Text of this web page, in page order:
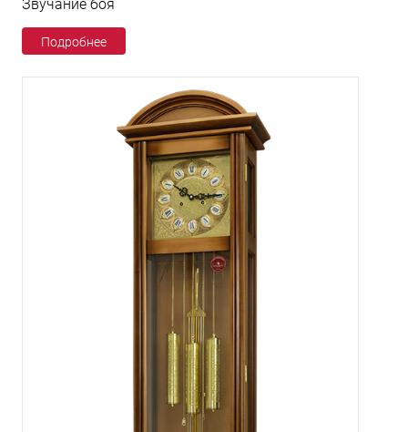
Звучание боя
Подробнее